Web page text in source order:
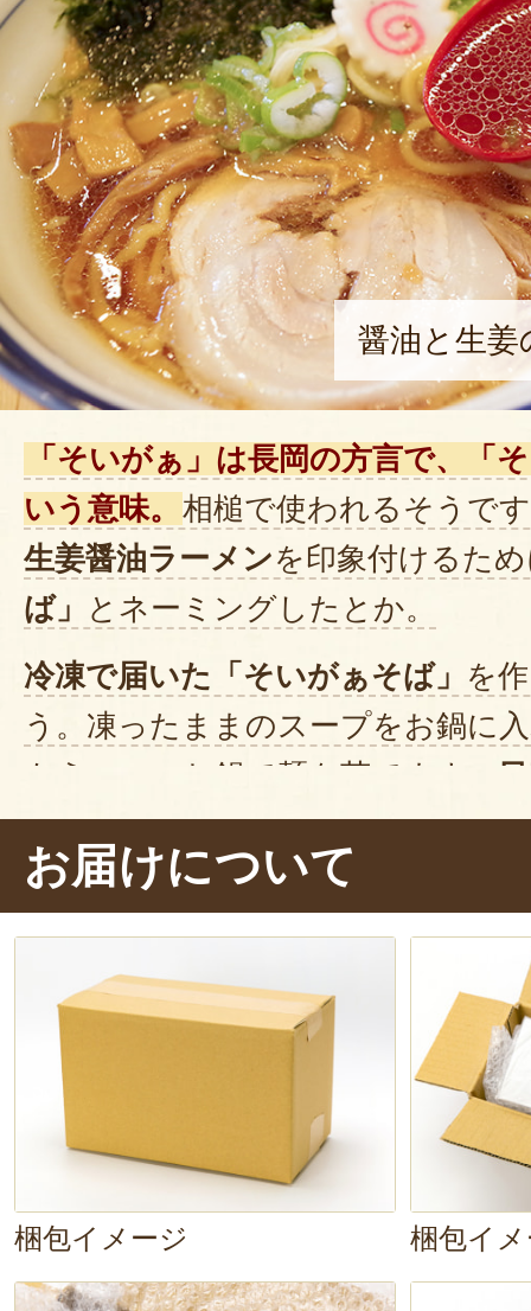
醤油と生
「そいがぁ」は長岡の方言で、「
いう意味。 相槌で使われるそうで
生姜醤油ラーメンを印象付けるた
ば」
とネーミングしたとか。
冷凍で届いた「そいがぁそば」
を
う。凍ったままのスープをお鍋に
もう一つのお鍋で麺を茹でます。
30秒。温まったスープ・麺・具材
でネギやなるとなどの具材をトッ
では、ズルズル……おぉ、
麺がも
えありますね。スープは
しっかり
いていて美味しいです。
あっさり
も食べやすいラーメン！
あっとい
ごちそうさまでした～。
お届けについて
梱包イメージ 梱包イ